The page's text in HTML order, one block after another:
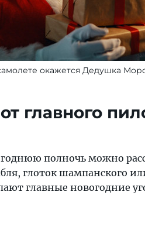
окажется Дедушка
главного
полночь можно
глоток шампанского
главные новогодние